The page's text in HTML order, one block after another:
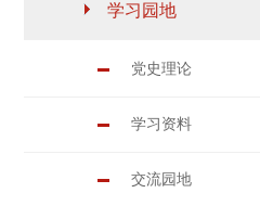
学习园地
党史理论
学习资料
交流园地